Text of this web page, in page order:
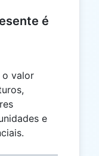
é
o valor
e